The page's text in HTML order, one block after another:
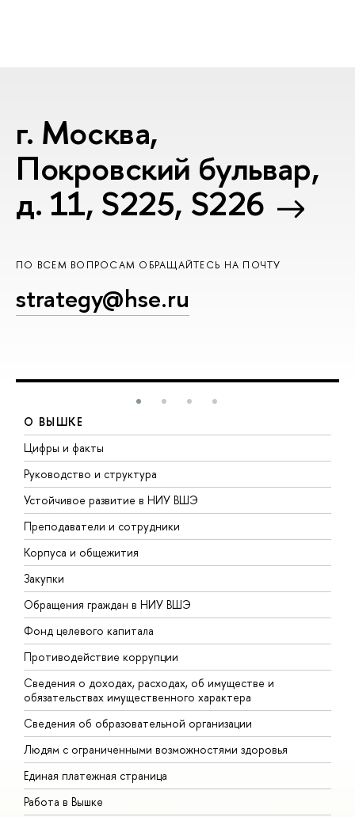
г. Москва,
Покровский бульвар,
д. 11, S225, S226
ПО ВСЕМ ВОПРОСАМ ОБРАЩАЙТЕСЬ НА ПОЧТУ
strategy@hse.ru
О ВЫШКЕ
Цифры и факты
Руководство и структура
Устойчивое развитие в НИУ ВШЭ
Преподаватели и сотрудники
Корпуса и общежития
Закупки
Обращения граждан в НИУ ВШЭ
Фонд целевого капитала
Противодействие коррупции
Сведения о доходах, расходах, об имуществе и
обязательствах имущественного характера
Сведения об образовательной организации
Людям с ограниченными возможностями здоровья
Единая платежная страница
Работа в Вышке